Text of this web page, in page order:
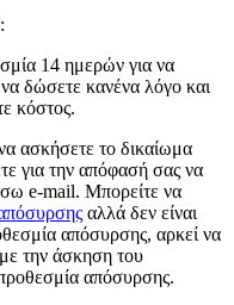
14 ημερών για να
δώσετε κανένα λόγο και
κόστος.
ασκήσετε το δικαίωμα
για την απόφασή σας να
e-mail. Μπορείτε να
αλλά δεν είναι
απόσυρσης, αρκεί να
με την άσκηση του
απόσυρσης.